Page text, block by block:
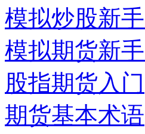
模拟炒股新
模拟期货新
股指期货入门
期货基本术语